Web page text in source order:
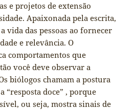
e projetos de extensão
Apaixonada pela escrita,
vida das pessoas ao fornecer
e relevância. O
comportamentos que
você deve observar a
biólogos chamam a postura
“resposta doce” , porque
ou seja, mostra sinais de